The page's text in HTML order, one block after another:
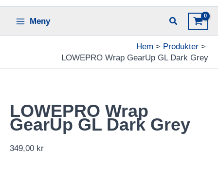
Meny
Hem
Produkter
LOWEPRO Wrap GearUp GL Dark Grey
LOWEPRO Wrap
GearUp GL Dark Grey
349,00 kr